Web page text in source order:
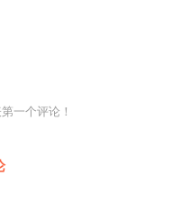
一个评论！